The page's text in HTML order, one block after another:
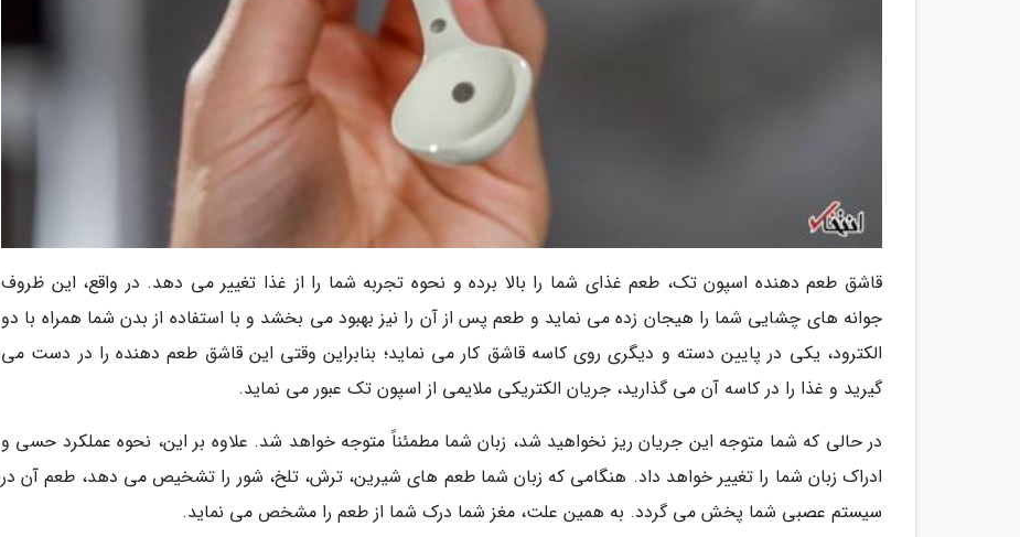
قاشق طعم دهنده اسپون تک، طعم غذای شما را بالا برده و نحوه تجربه شما را از غذا تغییر می دهد. در واقع، این ظروف
جوانه های چشایی شما را هیجان زده می نماید و طعم پس از آن را نیز بهبود می بخشد و با استفاده از بدن شما همراه با دو
الکترود، یکی در پایین دسته و دیگری روی کاسه قاشق کار می نماید؛ بنابراین وقتی این قاشق طعم دهنده را در دست می
گیرید و غذا را در کاسه آن می گذارید، جریان الکتریکی ملایمی از اسپون تک عبور می نماید.
در حالی که شما متوجه این جریان ریز نخواهید شد، زبان شما مطمئناً متوجه خواهد شد. علاوه بر این، نحوه عملکرد حسی و
ادراک زبان شما را تغییر خواهد داد. هنگامی که زبان شما طعم های شیرین، ترش، تلخ، شور را تشخیص می دهد، طعم آن در
سیستم عصبی شما پخش می گردد. به همین علت، مغز شما درک شما از طعم را مشخص می نماید.